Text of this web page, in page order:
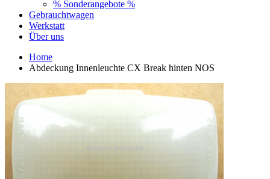
% Sonderangebote %
Gebrauchtwagen
Werkstatt
Über uns
Home
Abdeckung Innenleuchte CX Break hinten NOS